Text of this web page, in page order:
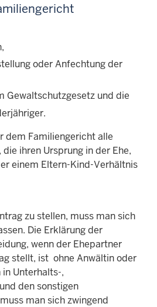
oder Anfechtung der
Gewaltschutzgesetz und die
dem Familiengericht alle
ihren Ursprung in der Ehe,
einem Eltern-Kind-Verhältnis
zu stellen, muss man sich
Die Erklärung der
wenn der Ehepartner
stellt, ist ohne Anwältin oder
Unterhalts-,
den sonstigen
man sich zwingend